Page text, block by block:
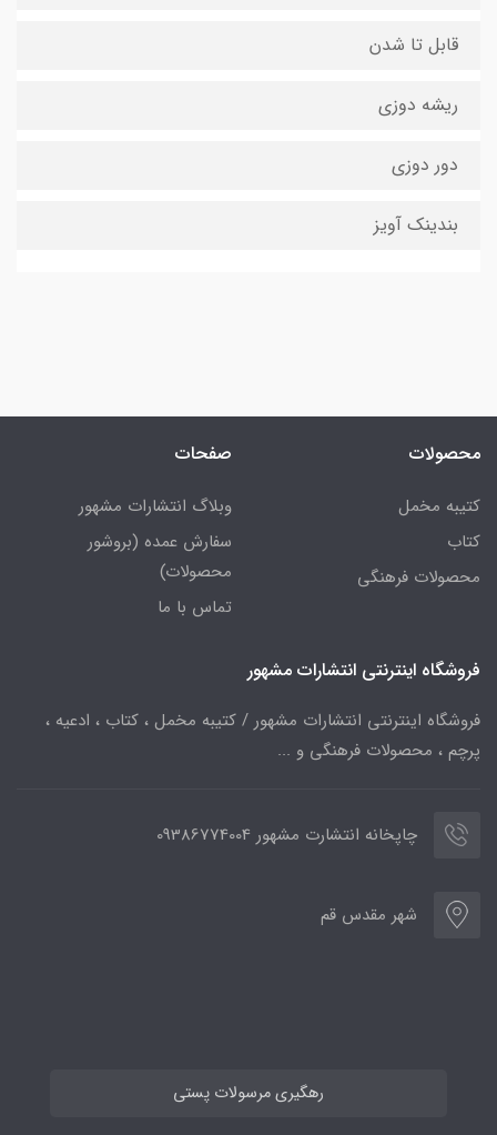
قابل تا شدن
ریشه دوزی
دور دوزی
بندینک آویز
محصولات
کتیبه مخمل
کتاب
محصولات فرهنگی
صفحات
وبلاگ انتشارات مشهور
سفارش عمده (بروشور
محصولات)
تماس با ما
فروشگاه اینترنتی انتشارات مشهور
فروشگاه اینترنتی انتشارات مشهور / کتیبه مخمل ، کتاب ، ادعیه ،
پرچم ، محصولات فرهنگی و ...
چاپخانه انتشارت مشهور 09386774004
شهر مقدس قم
رهگیری مرسولات پستی